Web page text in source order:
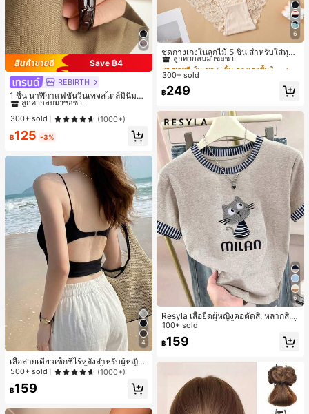
Save ฿4
REBIRTH
1 ชิ้น นาฬิกาแฟชั่นวินเทจสไตล์มินิมอล
เลขโรมันสำหรับผู้หญิง เหมาะสำหรับก
ารตกแต่งประจำวัน
#1 ขายดี
ลูกค้ากลับมาซื้อซ้ำ!
#1 ขายดี
ลูกค้ากลับมาซื้อซ้ำ!
#1 ขายดี
ลูกค้ากลับมาซื้อซ้ำ!
#1 ขายดี
ลูกค้ากลับมาซื้อซ้ำ!
300+ sold (1000+)
฿125 -3%
4
เสื้อสายเดี่ยวเซ็กซี่ไร้หลังสำหรับผู้หญิง
พร้อมบราแบบมีฟองน้ำ, เสื้อกล้ามแขน
500+ sold (1000+)
฿159
6
ชุดกางเกงในลูกไม้ 5 ชิ้น สำหรับใส่ทุกวั
น
#1 ขายดี
ลูกค้ากลับมาซื้อซ้ำ!
#1 ขายดี
ลูกค้ากลับมาซื้อซ้ำ!
#1 ขายดี
ลูกค้ากลับมาซื้อซ้ำ!
#1 ขายดี
300+ sold
฿249
6
Resyla เสื้อยืดผู้หญิงคอตัดสี, หลากสี, ล
ายพิมพ์แมวน่ารัก, เสื้อสำหรับออกไปเที่
ยวฤดูร้อน, ดีไซน์กราฟิก, ความรู้สึกพรีเ
มียม, ลำลองอเนกประสงค์, สวมใส่ประ
เสื้อผ้ากลางแจ้ง
100+ sold
฿159